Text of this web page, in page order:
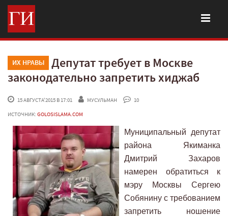
ИХ НРАВЫ
Депутат требует в Москве
законодательно запретить хиджаб
15 АВГУСТА'2015 В 17:01 МУСУЛЬМАН
10
ИСТОЧНИК: GOLOSISLAMA.COM
Муниципальный депутат
района Якиманка
Дмитрий Захаров
намерен обратиться к
мэру Москвы Сергею
Собянину с требованием
запретить ношение